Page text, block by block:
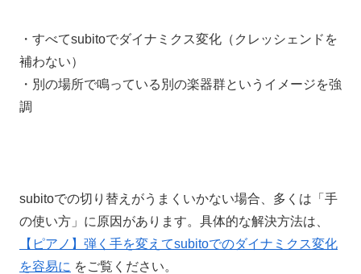
・すべてsubitoでダイナミクス変化（クレッシェンドを
補わない）
・別の場所で鳴っている別の楽器群というイメージを強
調
subitoでの切り替えがうまくいかない場合、多くは「手
の使い方」に原因があります。具体的な解決方法は、
【ピアノ】弾く手を変えてsubitoでのダイナミクス変化
を容易に をご覧ください。